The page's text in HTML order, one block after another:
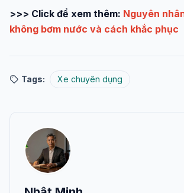
>>> Click để xem thêm: Nguyên
không bơm nước và cách khắc phục
Tags: Xe chuyên dụng